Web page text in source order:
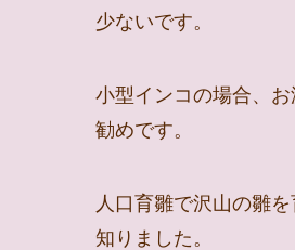
少ないです。
小型インコの場合、
勧めです。
人口育雛で沢山の雛
知りました。